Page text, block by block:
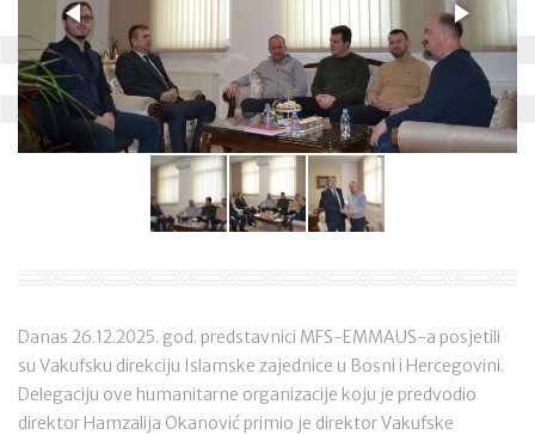
Danas 26.12.2025. god. predstavnici MFS-EMMAUS-a posjetili
su Vakufsku direkciju Islamske zajednice u Bosni i Hercegovini.
Delegaciju ove humanitarne organizacije koju je predvodio
direktor Hamzalija Okanović primio je direktor Vakufske